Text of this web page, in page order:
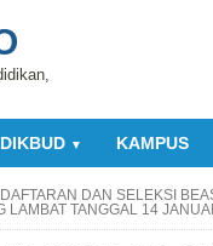
DIKBUD ▼ KAMPUS
DAN SELEKSI
LAMBAT TANGGAL 14